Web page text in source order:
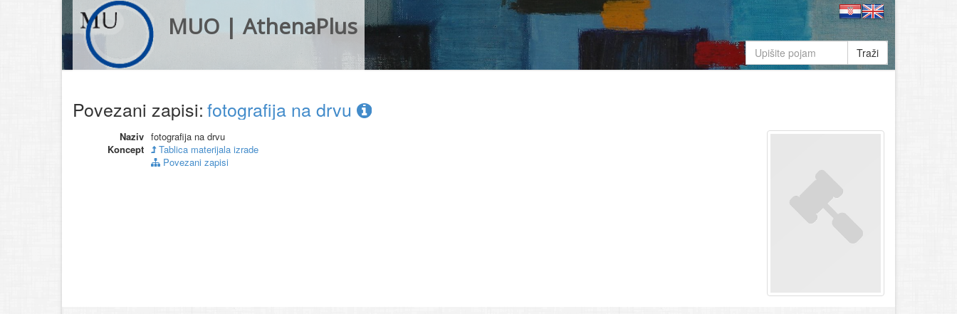
MUO | AthenaPlus
Traži
Povezani zapisi:fotografija na drvu
Naziv fotografija na drvu
Koncept
Tablica materijala izrade
Povezani zapisi